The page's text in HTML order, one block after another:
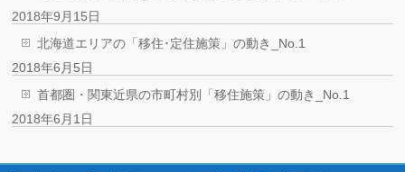
2018年9月15日
北海道エリアの「移住･定住施策」の動き_No.1
2018年6月5日
首都圏・関東近県の市町村別「移住施策」の動き_No.1
2018年6月1日